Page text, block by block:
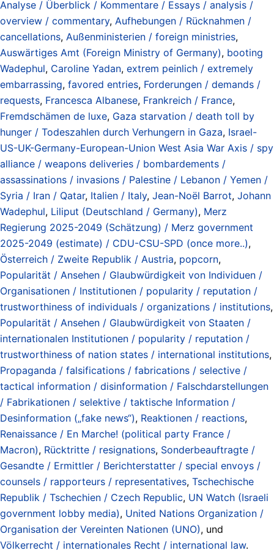
Analyse / Überblick / Kommentare / Essays / analysis /
overview / commentary, Aufhebungen / Rücknahmen /
cancellations, Außenministerien / foreign ministries,
Auswärtiges Amt (Foreign Ministry of Germany), booting
Wadephul, Caroline Yadan, extrem peinlich / extremely
embarrassing, favored entries, Forderungen / demands /
requests, Francesca Albanese, Frankreich / France,
Fremdschämen de luxe, Gaza starvation / death toll by
hunger / Todeszahlen durch Verhungern in Gaza, Israel-
US-UK-Germany-European-Union West Asia War Axis / spy
alliance / weapons deliveries / bombardements /
assassinations / invasions / Palestine / Lebanon / Yemen /
Syria / Iran / Qatar, Italien / Italy, Jean-Noël Barrot, Johann
Wadephul, Liliput (Deutschland / Germany), Merz
Regierung 2025-2049 (Schätzung) / Merz government
2025-2049 (estimate) / CDU-CSU-SPD (once more..),
Österreich / Zweite Republik / Austria, popcorn,
Popularität / Ansehen / Glaubwürdigkeit von Individuen /
Organisationen / Institutionen / popularity / reputation /
trustworthiness of individuals / organizations / institutions,
Popularität / Ansehen / Glaubwürdigkeit von Staaten /
internationalen Institutionen / popularity / reputation /
trustworthiness of nation states / international institutions,
Propaganda / falsifications / fabrications / selective /
tactical information / disinformation / Falschdarstellungen
/ Fabrikationen / selektive / taktische Information /
Desinformation („fake news“), Reaktionen / reactions,
Renaissance / En Marche! (political party France /
Macron), Rücktritte / resignations, Sonderbeauftragte /
Gesandte / Ermittler / Berichterstatter / special envoys /
counsels / rapporteurs / representatives, Tschechische
Republik / Tschechien / Czech Republic, UN Watch (Israeli
government lobby media), United Nations Organization /
Organisation der Vereinten Nationen (UNO), und
Völkerrecht / internationales Recht / international law.